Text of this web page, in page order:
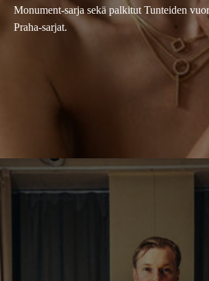
Monument-sarja sekä palkitut Tunteiden
Praha-sarjat.